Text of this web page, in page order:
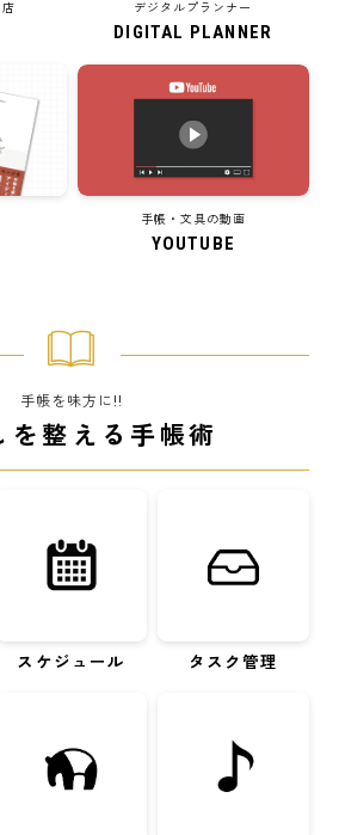
デジタルプランナー
DIGITAL PLANNER
手帳・文具の動画
YOUTUBE
手帳を味方に!!
を整える手帳術
スケジュール タスク管理